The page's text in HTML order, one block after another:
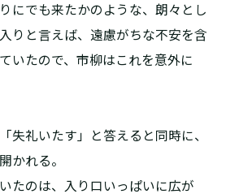
にでも来たかのような、朗々とし
りと言えば、遠慮がちな不安を含
いたので、市柳はこれを意外に
失礼いたす」と答えると同時に、
かれる。
たのは、入り口いっぱいに広が